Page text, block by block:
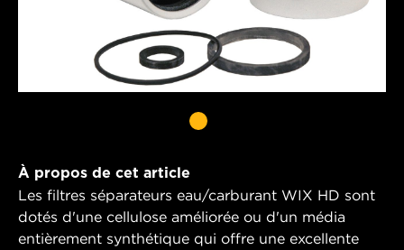
À propos de cet article
Les filtres séparateurs eau/carburant WIX HD sont
dotés d'une cellulose améliorée ou d'un média
entièrement synthétique qui offre une excellente